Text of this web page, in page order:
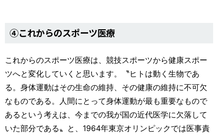
④これからのスポーツ医療
これからのスポーツ医療は、競技スポーツから健康スポー
ツへと変化していくと思います。〝ヒトは動く生物であ
る。身体運動はその生命の維持、その健康の維持に不可欠
なものである。人間にとって身体運動が最も重要なもので
あるという考えは、今までの我が国の近代医学に欠落して
いた部分である〟と、1964年東京オリンピックでは医事責